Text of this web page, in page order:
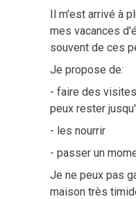
Il m'est arrivé à
mes vacances
souvent de ces
Je propose de:
- faire des
peux rester
- les nourrir
- passer un
Je ne peux pas
maison très